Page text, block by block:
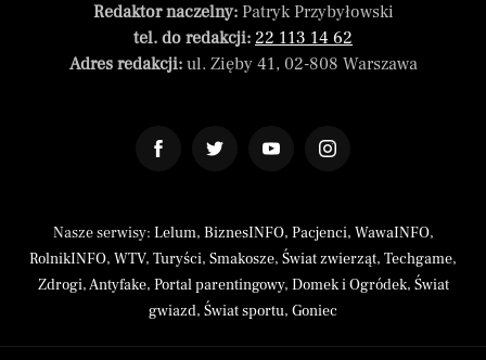
Redaktor naczelny:Patryk Przybyłowski
tel. do redakcji: 22 113 14 62
Adres redakcji:ul. Zięby 41, 02-808 Warszawa
Nasze serwisy: Lelum, BiznesINFO, Pacjenci, WawaINFO,
RolnikINFO, WTV, Turyści, Smakosze, Świat zwierząt, Techgame,
Zdrogi,Antyfake, Portal parentingowy, Domek i Ogródek, Świat
gwiazd, Świat sportu, Goniec